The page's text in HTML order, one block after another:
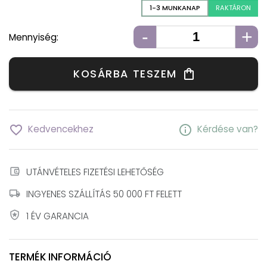
1-3 MUNKANAP RAKTÁRON
Mennyiség: - +
KOSÁRBA TESZEM shopping_bag
favorite_border Kedvencekhez info Kérdése van?
account_balance_wallet UTÁNVÉTELES FIZETÉSI LEHETŐSÉG
local_shipping INGYENES SZÁLLÍTÁS 50 000 FT FELETT
local_police 1 ÉV GARANCIA
TERMÉK INFORMÁCIÓ